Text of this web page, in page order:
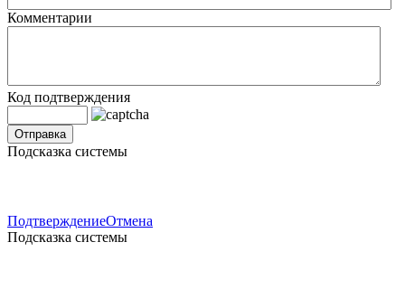
Комментарии
Код подтверждения
Подсказка системы
ПодтверждениеОтмена
Подсказка системы